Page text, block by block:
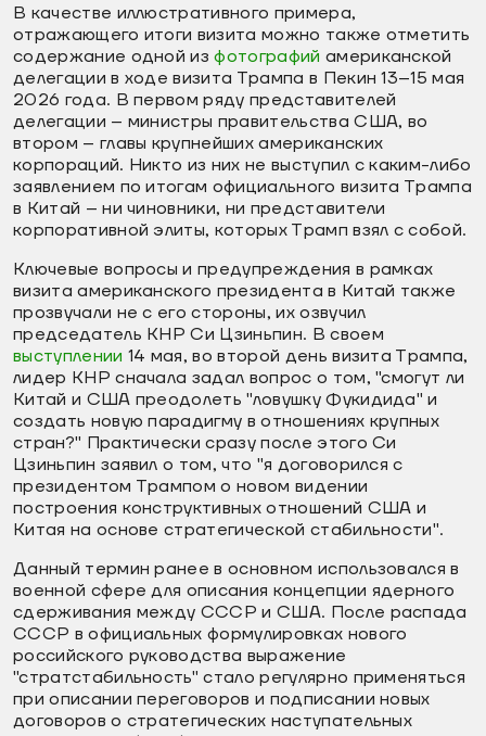
В качестве иллюстративного примера,
отражающего итоги визита можно также отметить
содержание одной изфотографий американской
делегации в ходе визита Трампа в Пекин 13–15 мая
2026 года. В первом ряду представителей
делегации – министры правительства США, во
втором – главы крупнейших американских
корпораций. Никто из них не выступил с каким-либо
заявлением по итогам официального визита Трампа
в Китай – ни чиновники, ни представители
корпоративной элиты, которых Трамп взял с собой.
Ключевые вопросы и предупреждения в рамках
визита американского президента в Китай также
прозвучали не с его стороны, их озвучил
председатель КНР Си Цзиньпин. В своем
выступлении 14 мая, во второй день визита Трампа,
лидер КНР сначала задал вопрос о том, "смогут ли
Китай и США преодолеть "ловушку Фукидида" и
создать новую парадигму в отношениях крупных
стран?" Практически сразу после этого Си
Цзиньпин заявил о том, что "я договорился с
президентом Трампом о новом видении
построения конструктивных отношений США и
Китая на основе стратегической стабильности".
Данный термин ранее в основном использовался в
военной сфере для описания концепции ядерного
сдерживания между СССР и США. После распада
СССР в официальных формулировках нового
российского руководства выражение
"стратстабильность" стало регулярно применяться
при описании переговоров и подписании новых
договоров о стратегических наступательных